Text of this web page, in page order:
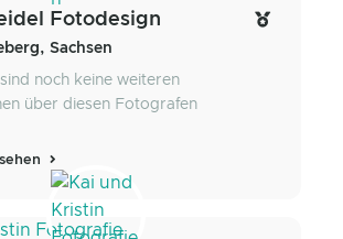
Fotodesign
Sachsen
noch keine weiteren
über diesen Fotografen